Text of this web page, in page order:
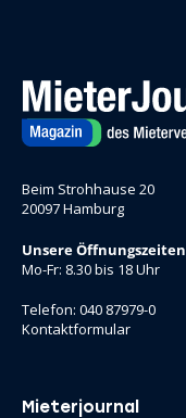
Beim Strohhause 20
20097 Hamburg
Unsere Öffnungszeiten
Mo-Fr: 8.30 bis 18 Uhr
Telefon: 040 87979-0
Kontaktformular
Mieterjournal